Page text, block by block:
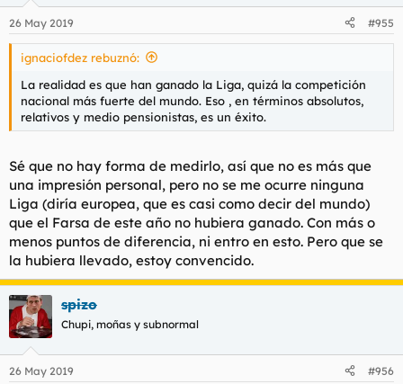
e
s
26 May 2019 #955
ignaciofdez rebuznó:
La realidad es que han ganado la Liga, quizá la competición
nacional más fuerte del mundo. Eso , en términos absolutos,
relativos y medio pensionistas, es un éxito.
Sé que no hay forma de medirlo, así que no es más que
una impresión personal, pero no se me ocurre ninguna
Liga (diría europea, que es casi como decir del mundo)
que el Farsa de este año no hubiera ganado. Con más o
menos puntos de diferencia, ni entro en esto. Pero que se
la hubiera llevado, estoy convencido.
spizo
Chupi, moñas y subnormal
26 May 2019 #956